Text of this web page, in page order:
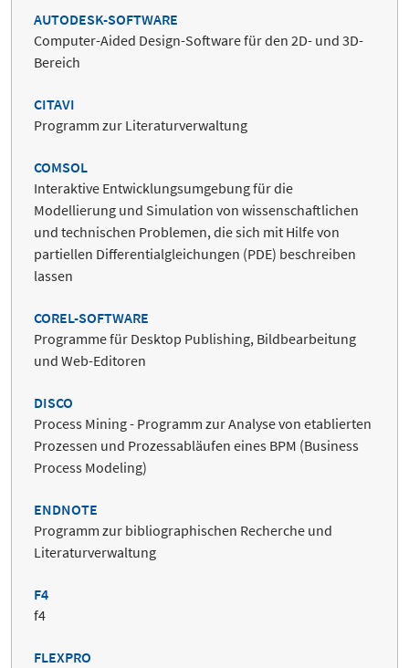
AUTODESK-SOFTWARE
Computer-Aided Design-Software für den 2D- und 3D-
Bereich
CITAVI
Programm zur Literaturverwaltung
COMSOL
Interaktive Entwicklungsumgebung für die
Modellierung und Simulation von wissenschaftlichen
und technischen Problemen, die sich mit Hilfe von
partiellen Differentialgleichungen (PDE) beschreiben
lassen
COREL-SOFTWARE
Programme für Desktop Publishing, Bildbearbeitung
und Web-Editoren
DISCO
Process Mining - Programm zur Analyse von etablierten
Prozessen und Prozessabläufen eines BPM (Business
Process Modeling)
ENDNOTE
Programm zur bibliographischen Recherche und
Literaturverwaltung
F4
f4
FLEXPRO